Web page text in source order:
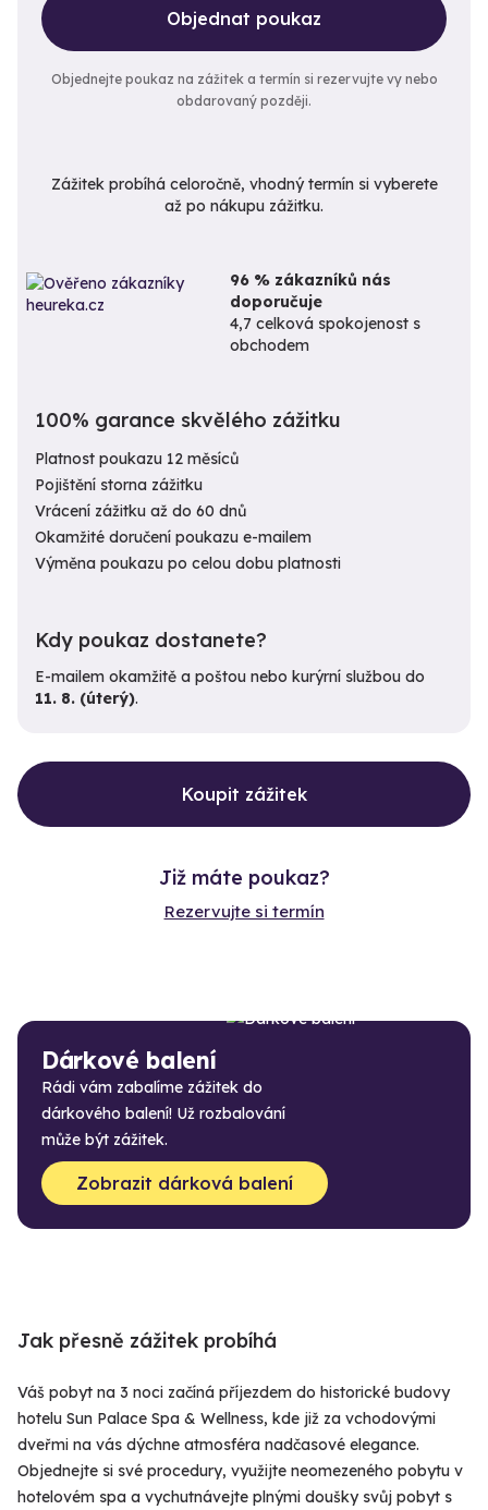
Objednat poukaz
Objednejte poukaz na zážitek a termín si rezervujte vy nebo
obdarovaný později.
Zážitek probíhá celoročně, vhodný termín si vyberete
až po nákupu zážitku.
96 % zákazníků nás
doporučuje
4,7 celková spokojenost s
obchodem
100% garance skvělého zážitku
Platnost poukazu 12 měsíců
Pojištění storna zážitku
Vrácení zážitku až do 60 dnů
Okamžité doručení poukazu e-mailem
Výměna poukazu po celou dobu platnosti
Kdy poukaz dostanete?
E-mailem okamžitě a poštou nebo kurýrní službou do
11. 8. (úterý).
Koupit zážitek
Již máte poukaz?
Rezervujte si termín
Dárkové balení
Rádi vám zabalíme zážitek do
dárkového balení! Už rozbalování
může být zážitek.
Zobrazit dárková balení
Jak přesně zážitek probíhá
Váš pobyt na 3 noci začíná příjezdem do historické budovy
hotelu Sun Palace Spa & Wellness, kde již za vchodovými
dveřmi na vás dýchne atmosféra nadčasové elegance.
Objednejte si své procedury, využijte neomezeného pobytu v
hotelovém spa a vychutnávejte plnými doušky svůj pobyt s